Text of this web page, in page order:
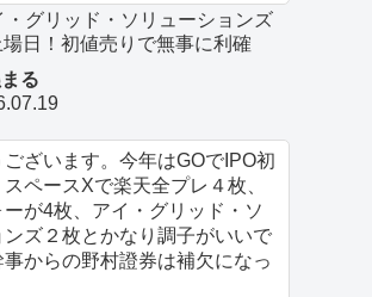
・グリッド・ソリューションズ
場日！初値売りで無事に利確
る
ざいます。今年はGOでIPO初
ペースXで楽天全プレ４枚、
が4枚、アイ・グリッド・ソ
ンズ２枚とかなり調子がいいで
からの野村證券は補欠になっ